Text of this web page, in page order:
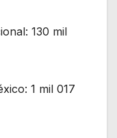
130 mil
1 mil 017